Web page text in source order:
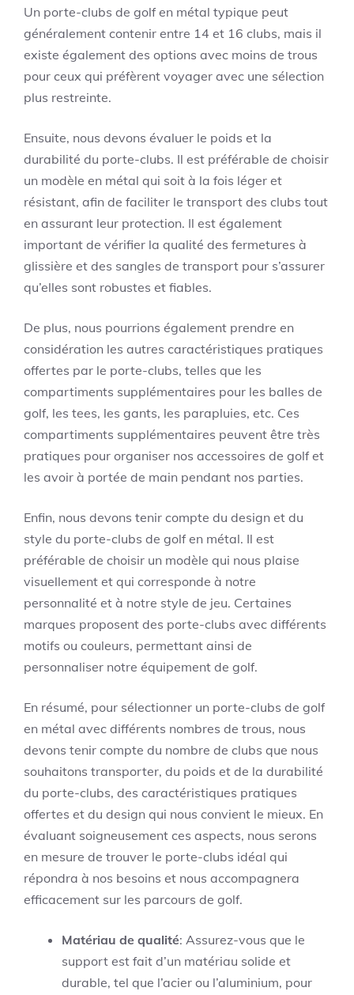
Un porte-clubs de golf en métal typique peut
généralement contenir entre 14 et 16 clubs, mais il
existe également des options avec moins de trous
pour ceux qui préfèrent voyager avec une sélection
plus restreinte.
Ensuite, nous devons évaluer le poids et la
durabilité du porte-clubs. Il est préférable de choisir
un modèle en métal qui soit à la fois léger et
résistant, afin de faciliter le transport des clubs tout
en assurant leur protection. Il est également
important de vérifier la qualité des fermetures à
glissière et des sangles de transport pour s’assurer
qu’elles sont robustes et fiables.
De plus, nous pourrions également prendre en
considération les autres caractéristiques pratiques
offertes par le porte-clubs, telles que les
compartiments supplémentaires pour les balles de
golf, les tees, les gants, les parapluies, etc. Ces
compartiments supplémentaires peuvent être très
pratiques pour organiser nos accessoires de golf et
les avoir à portée de main pendant nos parties.
Enfin, nous devons tenir compte du design et du
style du porte-clubs de golf en métal. Il est
préférable de choisir un modèle qui nous plaise
visuellement et qui corresponde à notre
personnalité et à notre style de jeu. Certaines
marques proposent des porte-clubs avec différents
motifs ou couleurs, permettant ainsi de
personnaliser notre équipement de golf.
En résumé, pour sélectionner un porte-clubs de golf
en métal avec différents nombres de trous, nous
devons tenir compte du nombre de clubs que nous
souhaitons transporter, du poids et de la durabilité
du porte-clubs, des caractéristiques pratiques
offertes et du design qui nous convient le mieux. En
évaluant soigneusement ces aspects, nous serons
en mesure de trouver le porte-clubs idéal qui
répondra à nos besoins et nous accompagnera
efficacement sur les parcours de golf.
Matériau de qualité: Assurez-vous que le
support est fait d’un matériau solide et
durable, tel que l’acier ou l’aluminium, pour